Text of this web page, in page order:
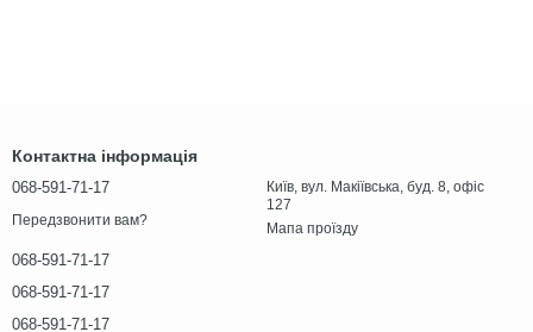
Контактна інформація
068-591-71-17
Передзвонити вам?
068-591-71-17
068-591-71-17
068-591-71-17
Київ, вул. Макіївська, буд. 8, офіс
127
Мапа проїзду